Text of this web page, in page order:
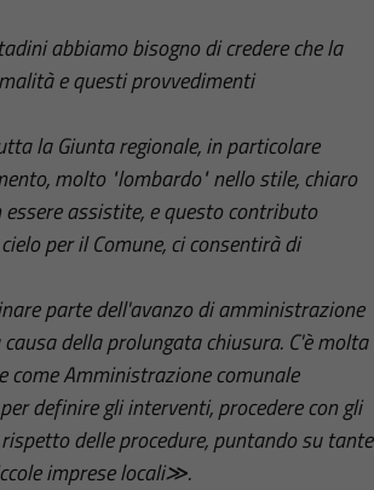
abbiamo bisogno di credere che la
e questi provvedimenti
la Giunta regionale, in particolare
molto "lombardo" nello stile, chiaro
assistite, e questo contributo
per il Comune, ci consentirà di
parte dell'avanzo di amministrazione
della prolungata chiusura. C'è molta
Amministrazione comunale
definire gli interventi, procedere con gli
delle procedure, puntando su tante
imprese locali≫.